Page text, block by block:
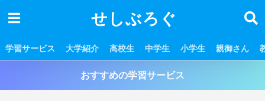
せしぶろぐ
学習サービス 大学紹介 高校生 中学生 小学生 親御さん
おすすめの学習サービス